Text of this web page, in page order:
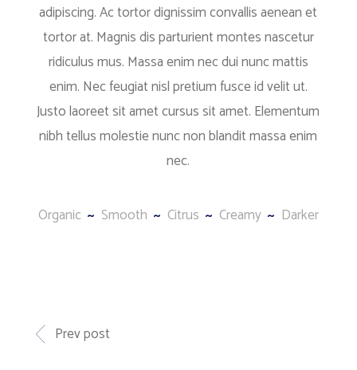
adipiscing. Ac tortor dignissim convallis aenean et
tortor at. Magnis dis parturient montes nascetur
ridiculus mus. Massa enim nec dui nunc mattis
enim. Nec feugiat nisl pretium fusce id velit ut.
Justo laoreet sit amet cursus sit amet. Elementum
nibh tellus molestie nunc non blandit massa enim
nec.
Organic Smooth Citrus Creamy Darker
Prev post